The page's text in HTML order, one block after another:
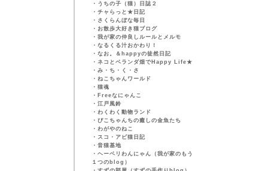
・ うちの子（猫）日誌２
・ チャらっと★日記
・ さくらんぼな毎日
・ お散歩大好き猫ブログ
・ 我が家の仲良しルールとメルモ
・ なるくる汁おかわり！
・ なお。＆happyの徒然日記
・ ネコとベランダ畑でHappy Life★
・ み・ち・く・さ
・ ねこちゃんワールド
・ 猫魂
・ Freeなにゃんこ
・ 江戸風鈴
・ わくわく動物ランド
・ ぴこちゃんちの癒しの金魚たち
・ わがやのねこ
・ スコ・アビ猫日記
・ 音猫基地
・ ヘーベリわんにゃん（我が家のもう
１つのblog）